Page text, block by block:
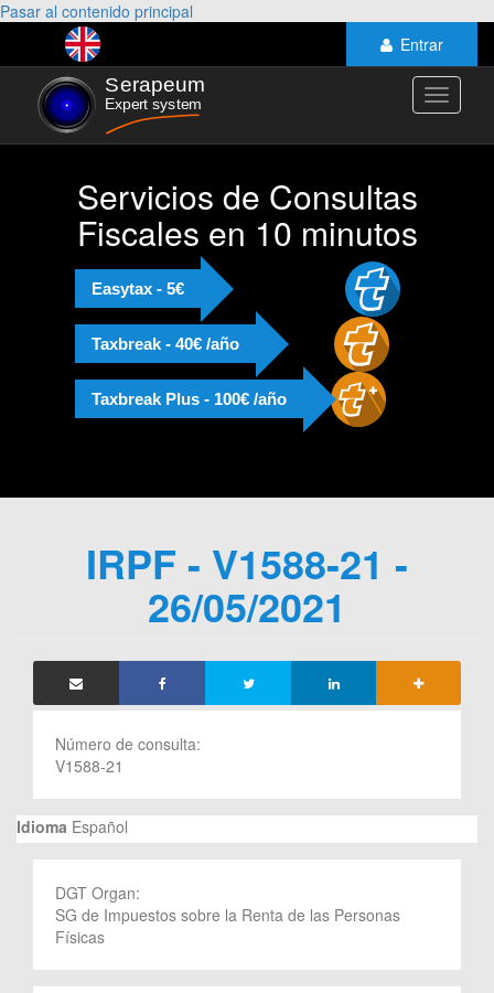
Pasar al contenido principal
Entrar
Toggle
Servicios de Consultas
Fiscales en 10 minutos
Easytax - 5€
Taxbreak - 40€ /año
Taxbreak Plus - 100€ /año
IRPF - V1588-21 -
26/05/2021
Número de consulta:
V1588-21
Idioma Español
DGT Organ:
SG de Impuestos sobre la Renta de las Personas
Físicas